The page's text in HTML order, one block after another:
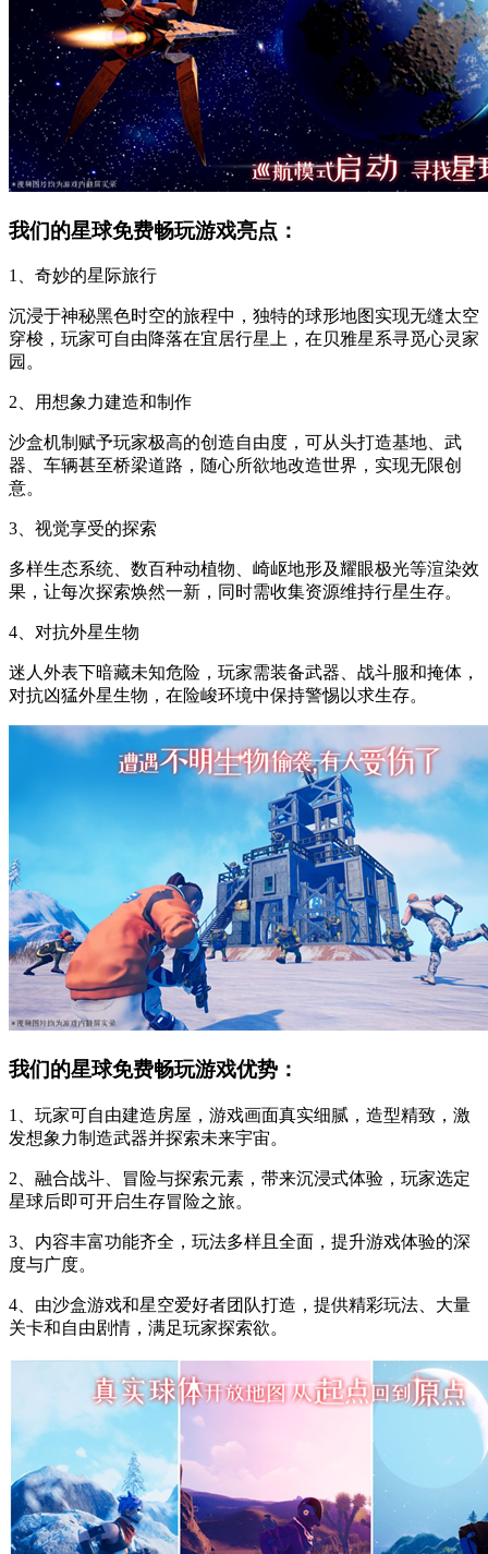
我们的星球免费畅玩游戏亮点：
1、奇妙的星际旅行
沉浸于神秘黑色时空的旅程中，独特的球形地图实现无缝太空
穿梭，玩家可自由降落在宜居行星上，在贝雅星系寻觅心灵家
园。
2、用想象力建造和制作
沙盒机制赋予玩家极高的创造自由度，可从头打造基地、武
器、车辆甚至桥梁道路，随心所欲地改造世界，实现无限创
意。
3、视觉享受的探索
多样生态系统、数百种动植物、崎岖地形及耀眼极光等渲染效
果，让每次探索焕然一新，同时需收集资源维持行星生存。
4、对抗外星生物
迷人外表下暗藏未知危险，玩家需装备武器、战斗服和掩体，
对抗凶猛外星生物，在险峻环境中保持警惕以求生存。
我们的星球免费畅玩游戏优势：
1、玩家可自由建造房屋，游戏画面真实细腻，造型精致，激
发想象力制造武器并探索未来宇宙。
2、融合战斗、冒险与探索元素，带来沉浸式体验，玩家选定
星球后即可开启生存冒险之旅。
3、内容丰富功能齐全，玩法多样且全面，提升游戏体验的深
度与广度。
4、由沙盒游戏和星空爱好者团队打造，提供精彩玩法、大量
关卡和自由剧情，满足玩家探索欲。